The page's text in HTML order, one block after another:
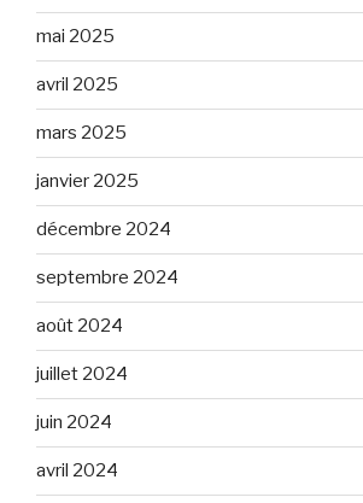
mai 2025
avril 2025
mars 2025
janvier 2025
décembre 2024
septembre 2024
août 2024
juillet 2024
juin 2024
avril 2024